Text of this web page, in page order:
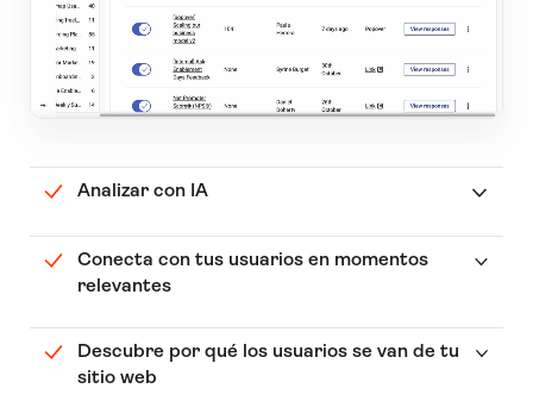
Analizar con IA
Conecta con tus usuarios en momentos
relevantes
Descubre por qué los usuarios se van de tu
sitio web